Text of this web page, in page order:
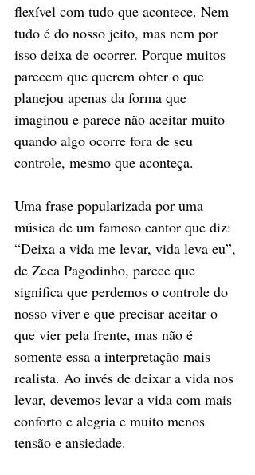
flexível com tudo que acontece. Nem
tudo é do nosso jeito, mas nem por
isso deixa de ocorrer. Porque muitos
parecem que querem obter o que
planejou apenas da forma que
imaginou e parece não aceitar muito
quando algo ocorre fora de seu
controle, mesmo que aconteça.
Uma frase popularizada por uma
música de um famoso cantor que diz:
“Deixa a vida me levar, vida leva eu”,
de Zeca Pagodinho, parece que
significa que perdemos o controle do
nosso viver e que precisar aceitar o
que vier pela frente, mas não é
somente essa a interpretação mais
realista. Ao invés de deixar a vida nos
levar, devemos levar a vida com mais
conforto e alegria e muito menos
tensão e ansiedade.